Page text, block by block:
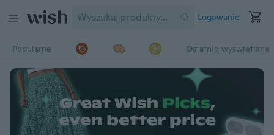
Logowanie
Popularne Ostatnio wyświetlane